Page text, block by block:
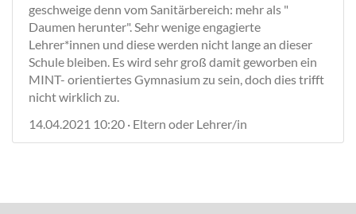
geschweige denn vom Sanitärbereich: mehr als "
Daumen herunter". Sehr wenige engagierte
Lehrer*innen und diese werden nicht lange an dieser
Schule bleiben. Es wird sehr groß damit geworben ein
MINT- orientiertes Gymnasium zu sein, doch dies trifft
nicht wirklich zu.
14.04.2021 10:20 · Eltern oder Lehrer/in